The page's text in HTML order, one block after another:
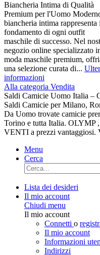
Biancheria Intima di Qualità
Premium per l'Uomo
biancheria intima rappresenta
fondamento di ogni outfit
maschile di successo. Nel
negozio online specializzato
moda maschile premium,
una selezione curata di...
informazioni
Alla categoria Vendita
Saldi Camicie Uomo Italia –
Saldi Camicie per Milano,
Da Uomo trovate camicie
Torino e tutta Italia.
VENTI a prezzi vantaggiosi.
Menu
Cerca
Lista dei desideri
Il mio account
Chiudi menu
Il mio account
Connetti o
Il mio account
Informazioni
Indirizzi